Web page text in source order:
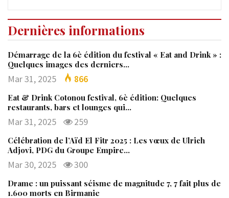
Dernières informations
Démarrage de la 6è édition du festival « Eat and Drink » :
Quelques images des derniers…
Mar 31, 2025 866
Eat & Drink Cotonou festival, 6è édition: Quelques
restaurants, bars et lounges qui…
Mar 31, 2025 259
Célébration de l’Aïd El Fitr 2025 : Les vœux de Ulrich
Adjovi, PDG du Groupe Empire…
Mar 30, 2025 300
Drame : un puissant séisme de magnitude 7, 7 fait plus de
1.600 morts en Birmanie